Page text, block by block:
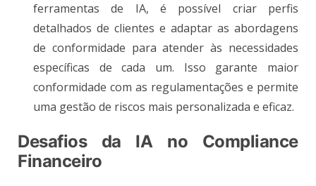
ferramentas de IA, é possível criar perfis
detalhados de clientes e adaptar as abordagens
de conformidade para atender às necessidades
específicas de cada um. Isso garante maior
conformidade com as regulamentações e permite
uma gestão de riscos mais personalizada e eficaz.
Desafios da IA no Compliance
Financeiro